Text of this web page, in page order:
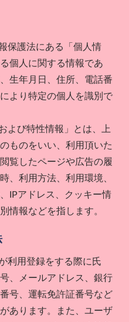
保護法にある「個人情
個人に関する情報であ
生年月日、住所、電話番
より特定の個人を識別で
よび特性情報」とは、上
ものをいい、利用頂いた
覧したページや広告の履
、利用方法、利用環境、
IPアドレス、クッキー情
情報などを指します。
利用登録をする際に氏
、メールアドレス、銀行
号、運転免許証番号など
あります。また、ユーザ